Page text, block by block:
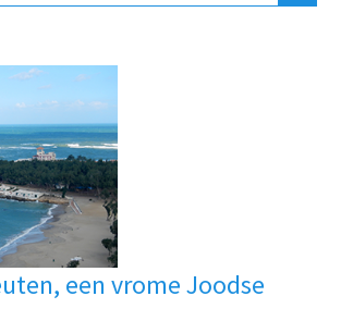
een vrome Joodse